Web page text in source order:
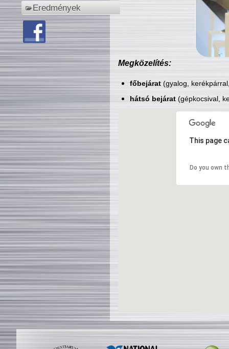
Eredmények
Megközelítés:
főbejárat(gyalog,
hátsó bejárat(gépkocsival,
This page
Do you own